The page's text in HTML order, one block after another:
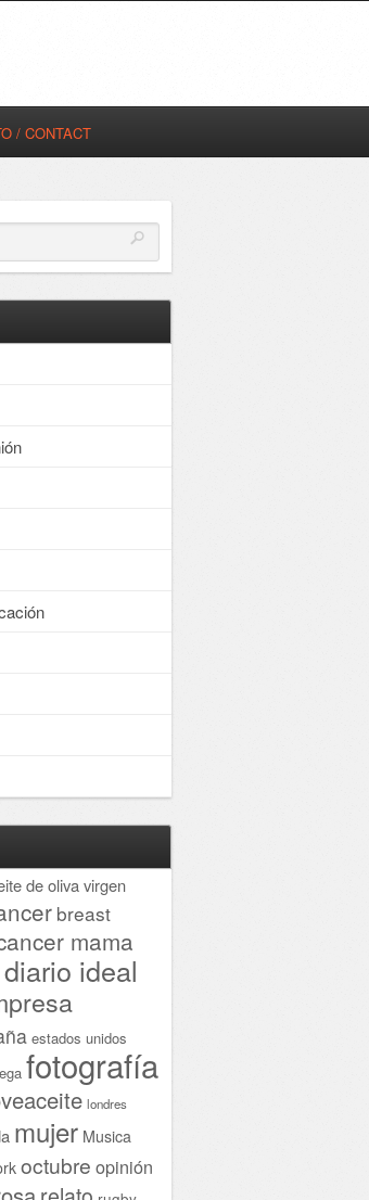
/ CONTACT
de oliva virgen
breast
mama
diario ideal
estados unidos
fotografía
londres
mujer Musica
octubre opinión